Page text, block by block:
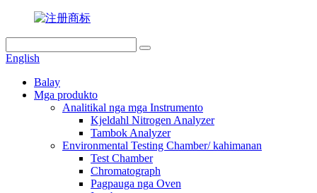
English
Balay
Mga produkto
Analitikal nga mga Instrumento
Kjeldahl Nitrogen Analyzer
Tambok Analyzer
Environmental Testing Chamber/ kahimanan
Test Chamber
Chromatograph
Pagpauga nga Oven